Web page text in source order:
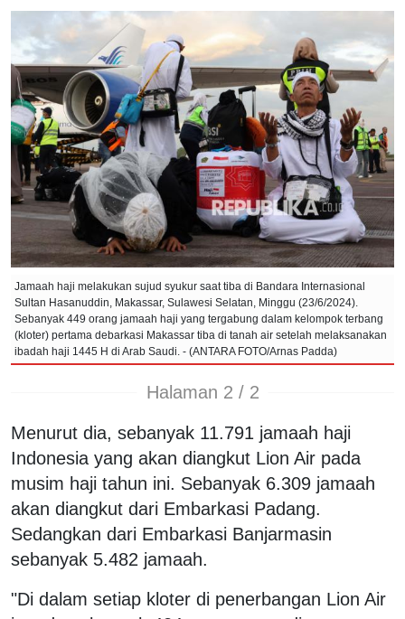
Jamaah haji melakukan sujud syukur saat tiba di Bandara Internasional
Sultan Hasanuddin, Makassar, Sulawesi Selatan, Minggu (23/6/2024).
Sebanyak 449 orang jamaah haji yang tergabung dalam kelompok terbang
(kloter) pertama debarkasi Makassar tiba di tanah air setelah melaksanakan
ibadah haji 1445 H di Arab Saudi. - (ANTARA FOTO/Arnas Padda)
Halaman 2 / 2
Menurut dia, sebanyak 11.791 jamaah haji
Indonesia yang akan diangkut Lion Air pada
musim haji tahun ini. Sebanyak 6.309 jamaah
akan diangkut dari Embarkasi Padang.
Sedangkan dari Embarkasi Banjarmasin
sebanyak 5.482 jamaah.
"Di dalam setiap kloter di penerbangan Lion Air